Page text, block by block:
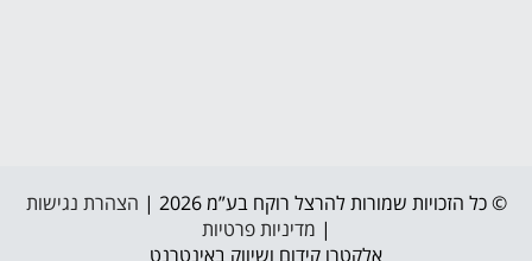
© כל הזכויות שמורות להרצל רוקח בע”מ 2026 |
הצהרת נגישות
| מדיניות פרטיות
אלקטרו קידום ושיווק באינטרנט